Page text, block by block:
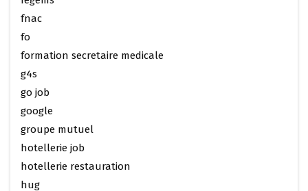
fnac
fo
formation secretaire medicale
g4s
go job
google
groupe mutuel
hotellerie job
hotellerie restauration
hug